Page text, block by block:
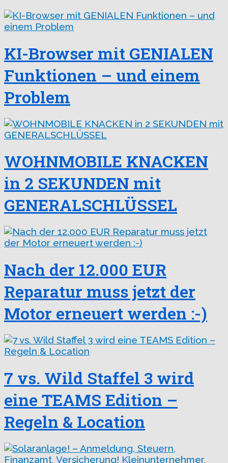
KI-Browser mit GENIALEN
Funktionen – und einem
Problem
WOHNMOBILE KNACKEN
in 2 SEKUNDEN mit
GENERALSCHLÜSSEL
Nach der 12.000 EUR
Reparatur muss jetzt der
Motor erneuert werden :-)
7 vs. Wild Staffel 3 wird
eine TEAMS Edition –
Regeln & Location